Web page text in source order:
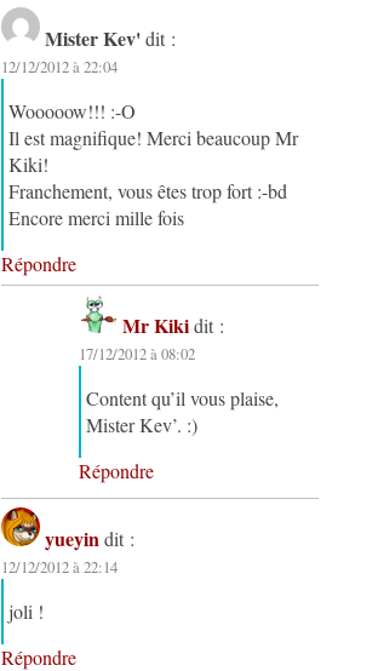
Mister Kev' dit :
12/12/2012 à 22:04
Wooooow!!! :-O
Il est magnifique! Merci beaucoup Mr
Kiki!
Franchement, vous êtes trop fort :-bd
Encore merci mille fois
Répondre
Mr Kiki dit :
17/12/2012 à 08:02
Content qu’il vous plaise,
Mister Kev’. :)
Répondre
yueyin dit :
12/12/2012 à 22:14
joli !
Répondre